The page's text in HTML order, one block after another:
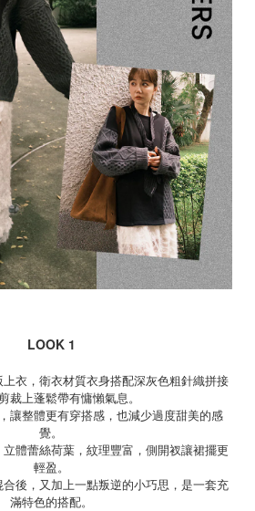
LOOK 1
上衣，衛衣材質衣身搭配深灰色粗針織拼接
裁上蓬鬆帶有慵懶氣息。
讓整體更有穿搭感，也減少過度甜美的感
覺。
體蕾絲荷葉，紋理豐富，側開衩讓裙擺更
輕盈。
後，又加上一點叛逆的小巧思，是一套充
滿特色的搭配。